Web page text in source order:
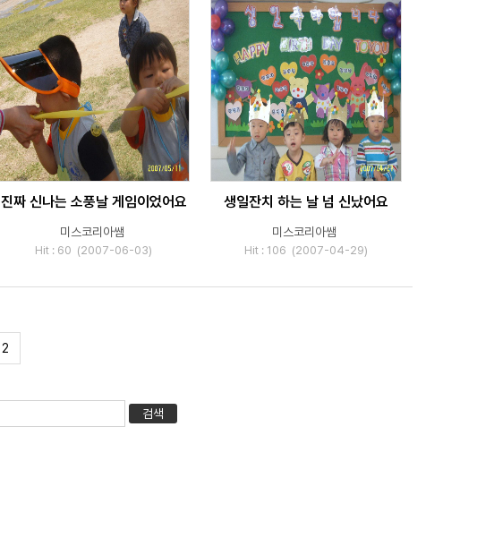
진짜 신나는 소풍날 게임이었어요
미스코리아쌤
Hit : 60 (2007-06-03)
생일잔치 하는 날 넘 신났어요
미스코리아쌤
Hit : 106 (2007-04-29)
2
검색